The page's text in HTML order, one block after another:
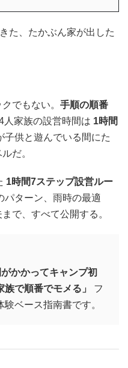
た、たかぶん家が出した
でもない。 手順の順番
家族の設営時間は 1時間
供と遊んでいる間にた
だ。
1時間7ステップ設営ルー
パターン、雨時の最適
で、すべて公開する。
がかかってキャンプ初
で順番でモメる」
フ
ベース指南書です。